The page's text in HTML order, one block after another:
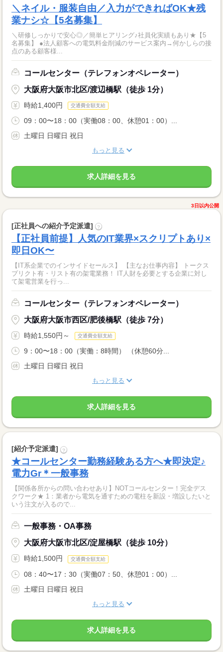
＼ネイル・服装自由／入力ができればOK★残
業ナシ☆【5名募集】
＼研修しっかりで安心◎／簡単ヒアリング♪社員化実績もあり★【5
名募集】 ●法人顧客への電気料金削減のサービス案内→何かしらの接
点のある顧客様...
コールセンター（テレフォンオペレーター）
大阪府大阪市北区/渡辺橋駅（徒歩 1分）
時給1,400円 交通費全額支給
09：00〜18：00（実働08：00、休憩01：00）...
土曜日 日曜日 祝日
もっと見る
求人詳細を見る
3日以内公開
[正社員への紹介予定派遣] ?
【正社員前提】人気のIT業界×スクリプトあり×
即日OK〜
【IT系企業でのインサイドセールス】 【主なお仕事内容】 トークス
プリクト有・リスト有の架電業務！ IT人財を必要とする企業に対し
て架電営業を行っ...
コールセンター（テレフォンオペレーター）
大阪府大阪市西区/肥後橋駅（徒歩 7分）
時給1,550円～ 交通費全額支給
9：00〜18：00（実働：8時間） （休憩60分...
土曜日 日曜日 祝日
もっと見る
求人詳細を見る
[紹介予定派遣] ?
★コールセンター勤務経験ある方へ★即決定♪
電力Gr＊一般事務
【関係各所からの問い合わせあり】NOTコールセンター！完全デス
クワーク★ 1：業者から電気を通すための電柱を新設・増設したいと
いう注文が入るので...
一般事務・OA事務
大阪府大阪市北区/淀屋橋駅（徒歩 10分）
時給1,500円 交通費全額支給
08：40〜17：30（実働07：50、休憩01：00）...
土曜日 日曜日 祝日
もっと見る
求人詳細を見る